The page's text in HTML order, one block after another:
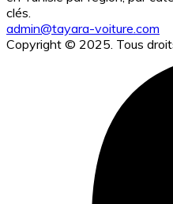
clés.
admin@tayara-voiture.com
Copyright © 2025. Tous